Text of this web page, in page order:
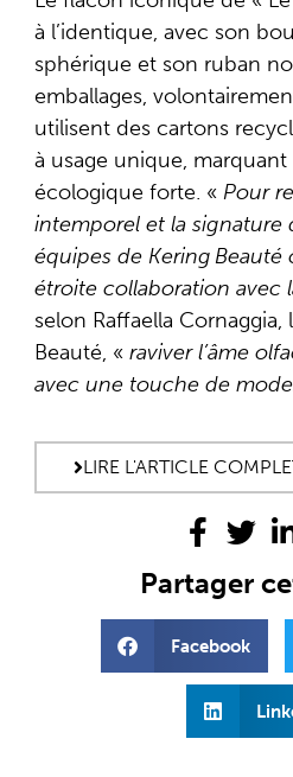
à l’identique, avec son
sphérique et son ruban
emballages,
utilisent des cartons
à usage unique,
écologique forte. « Pour
intemporel et la signature
équipes de Kering Beauté
étroite collaboration avec
selon Raffaella Cornaggia,
Beauté, « raviver l’âme
avec une touche de
LIRE L'ARTICLE
Partager
Facebook